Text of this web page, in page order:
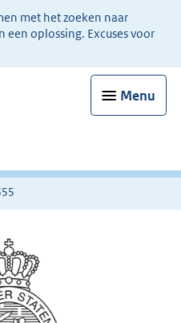
met het zoeken naar
een oplossing. Excuses voor
Menu